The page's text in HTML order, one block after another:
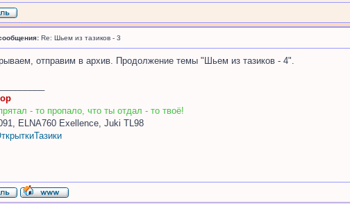
Re: Шьем из тазиков - 3
отправим в архив. Продолжение темы "Шьем из тазиков - 4".
- то пропало, что ты отдал - то твоё!
ELNA760 Exellence, Juki TL98
Тазики